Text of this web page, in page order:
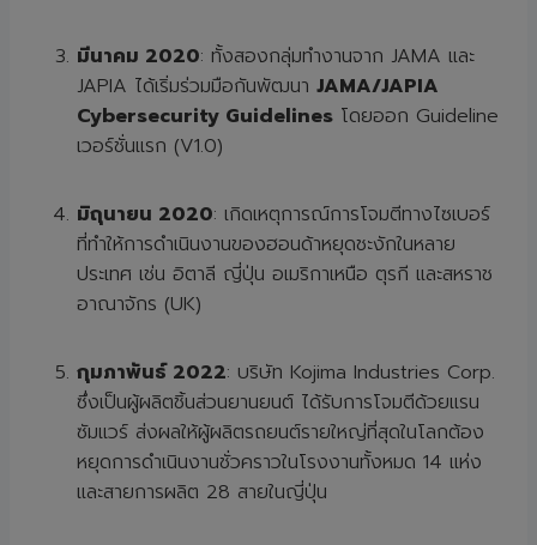
มีนาคม 2020: ทั้งสองกลุ่มทำงานจาก JAMA และ
JAPIA ได้เริ่มร่วมมือกันพัฒนา JAMA/JAPIA
Cybersecurity Guidelines โดยออก Guideline
เวอร์ชั่นแรก (V1.0)
มิถุนายน 2020: เกิดเหตุการณ์การโจมตีทางไซเบอร์
ที่ทำให้การดำเนินงานของฮอนด้าหยุดชะงักในหลาย
ประเทศ เช่น อิตาลี ญี่ปุ่น อเมริกาเหนือ ตุรกี และสหราช
อาณาจักร (UK)
กุมภาพันธ์ 2022: บริษัท Kojima Industries Corp.
ซึ่งเป็นผู้ผลิตชิ้นส่วนยานยนต์ ได้รับการโจมตีด้วยแรน
ซัมแวร์ ส่งผลให้ผู้ผลิตรถยนต์รายใหญ่ที่สุดในโลกต้อง
หยุดการดำเนินงานชั่วคราวในโรงงานทั้งหมด 14 แห่ง
และสายการผลิต 28 สายในญี่ปุ่น